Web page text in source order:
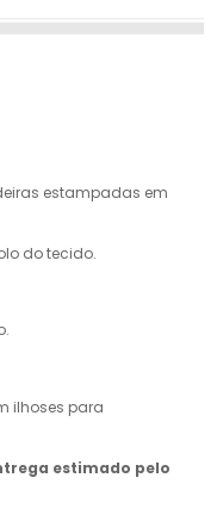
estampadas em
do tecido.
ilhoses para
estimado pelo